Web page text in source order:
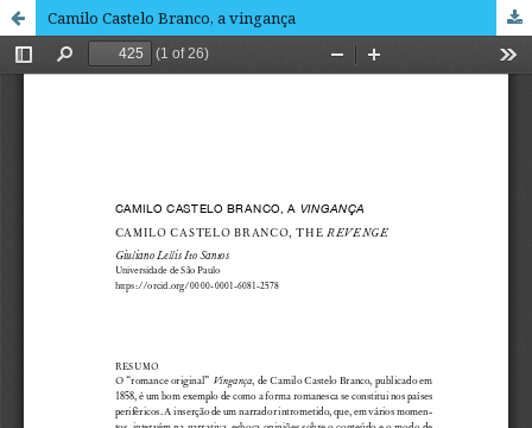
Camilo Castelo Branco, a vingança